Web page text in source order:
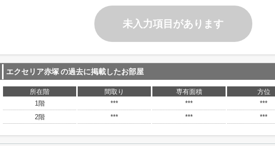
未入力項目があります
エクセリア赤塚の過去に掲載したお部屋
所在階 間取り 専有面積 方位
1階
*** *** ***
2階
*** *** ***